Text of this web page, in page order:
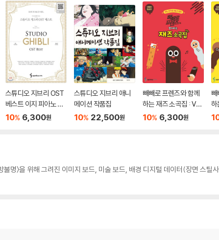
스튜디오 지브리 OST
베스트 이지 피아노 버
전
10% 6,300원
스튜디오 지브리 애니
메이션 작품집
10% 22,500원
빼빼로 프렌즈와 함께
하는 재즈 소곡집 : VER
Y EASY
10% 6,300원
하
명〉을 위해 그려진 이미지 보드, 미술 보드, 배경 디지털 데이터(장면 스틸